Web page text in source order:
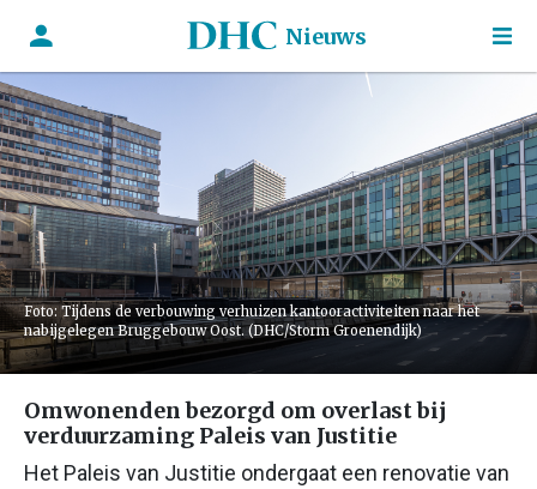
Nieuws
Foto: Tijdens de verbouwing verhuizen kantooractiviteiten naar het
nabijgelegen Bruggebouw Oost. (DHC/Storm Groenendijk)
Omwonenden bezorgd om overlast bij
verduurzaming Paleis van Justitie
Het Paleis van Justitie ondergaat een renovatie van